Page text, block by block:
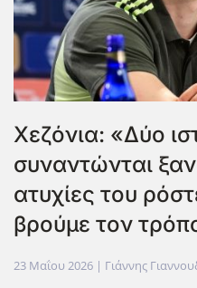
Χεζόνια: «Δύο
συναντώνται
ατυχίες του
βρούμε τον
23 Μαΐου 2026 | Γιάννης